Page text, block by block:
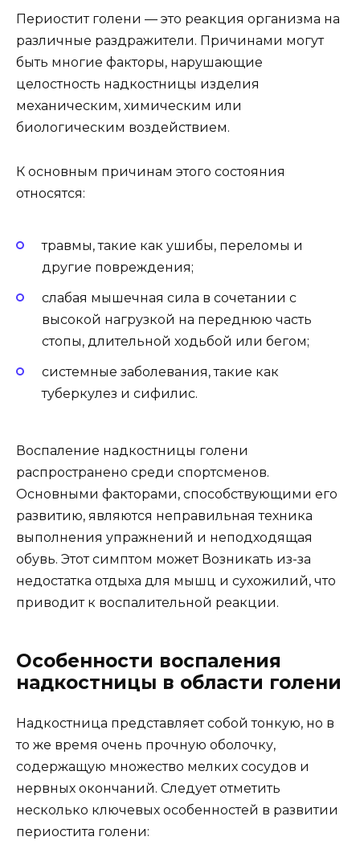
Периостит голени — это реакция организма на
различные раздражители. Причинами могут
быть многие факторы, нарушающие
целостность надкостницы изделия
механическим, химическим или
биологическим воздействием.
К основным причинам этого состояния
относятся:
травмы, такие как ушибы, переломы и
другие повреждения;
слабая мышечная сила в сочетании с
высокой нагрузкой на переднюю часть
стопы, длительной ходьбой или бегом;
системные заболевания, такие как
туберкулез и сифилис.
Воспаление надкостницы голени
распространено среди спортсменов.
Основными факторами, способствующими его
развитию, являются неправильная техника
выполнения упражнений и неподходящая
обувь. Этот симптом может Возникать из-за
недостатка отдыха для мышц и сухожилий, что
приводит к воспалительной реакции.
Особенности воспаления
надкостницы в области голени
Надкостница представляет собой тонкую, но в
то же время очень прочную оболочку,
содержащую множество мелких сосудов и
нервных окончаний. Следует отметить
несколько ключевых особенностей в развитии
периостита голени: